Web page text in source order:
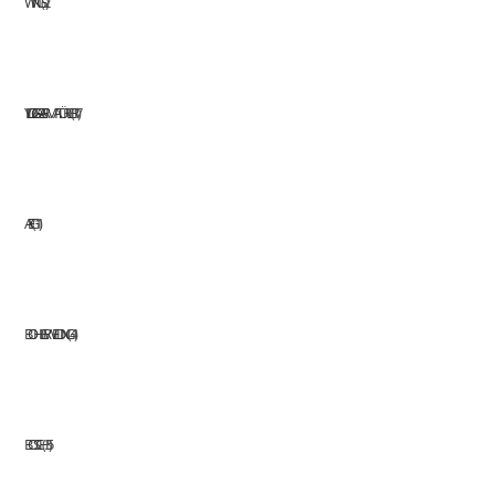
YILDIZ GAZ ARMATÜRLERI17
AEG11
BOHLER WELDING41
BOSCH35